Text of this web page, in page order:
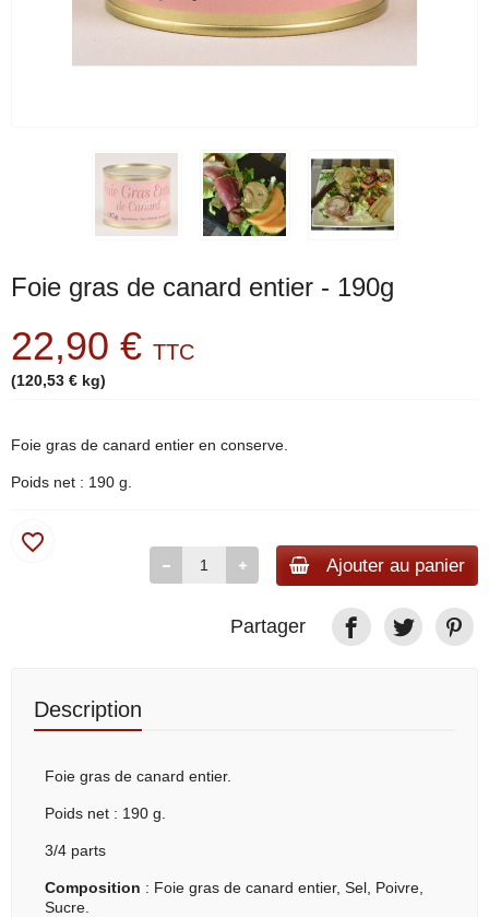
Foie gras de canard entier - 190g
22,90 € TTC
(120,53 € kg)
Foie gras de canard entier en conserve.
Poids net : 190 g.
Ajouter au panier
favorite_border
Partager
Description
Foie gras de canard entier.
Poids net : 190 g.
3/4 parts
Composition : Foie gras de canard entier, Sel, Poivre,
Sucre.